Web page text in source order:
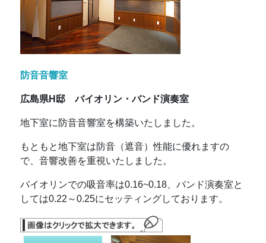
防音音響室
広島県H邸 バイオリン・バンド演奏室
地下室に防音音響室を構築いたしました。
もともと地下室は防音（遮音）性能に優れますの
で、音響改善を重視いたしました。
バイオリンでの吸音率は0.16~0.18、バンド演奏室と
しては0.22～0.25にセッティングしております。